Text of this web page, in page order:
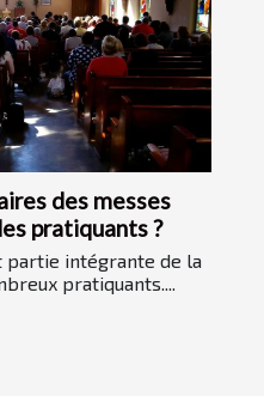
des messes
pratiquants ?
partie intégrante de la
pratiquants....